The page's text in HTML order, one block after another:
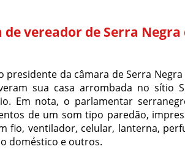
vereador de Serra
da câmara de Serra Negra
sua casa arrombada no sítio
Em nota, o parlamentar
de um som tipo paredão,
fio, ventilador, celular, lanterna,
doméstico e outros.